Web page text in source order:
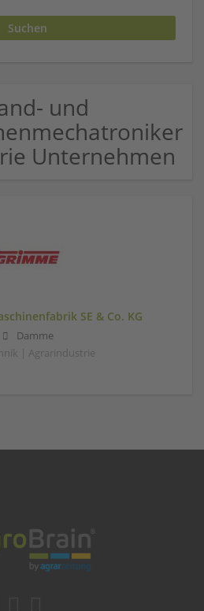
und
Unternehmen
SE & Co. KG
Damme
| Agrarindustrie